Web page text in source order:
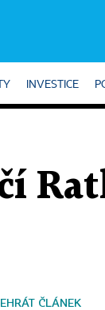
INVESTICE
ČLÁNEK